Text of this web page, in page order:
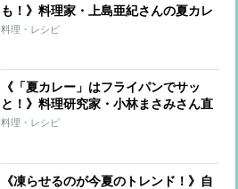
も！》料理家・上島亜紀さんの夏カレ
ーレシピ
料理・レシピ
《「夏カレー」はフライパンでサッ
と！》料理研究家・小林まさみさん直
伝レシピ
料理・レシピ
《凍らせるのが今夏のトレンド！》自